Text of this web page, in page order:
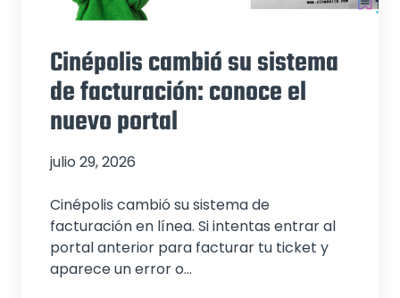
Cinépolis cambió su sistema
de facturación: conoce el
nuevo portal
julio 29, 2026
Cinépolis cambió su sistema de
facturación en línea. Si intentas entrar al
portal anterior para facturar tu ticket y
aparece un error o…